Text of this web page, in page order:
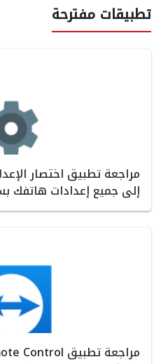
تطبيقات مفترحة
مراجعة تطبيق اختصار
إلى جميع إعدادات هاتفك